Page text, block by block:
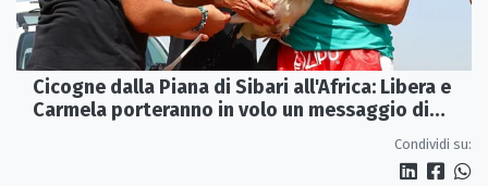
Cicogne dalla Piana di Sibari all'Africa: Libera e
Carmela porteranno in volo un messaggio di
Condividi su: